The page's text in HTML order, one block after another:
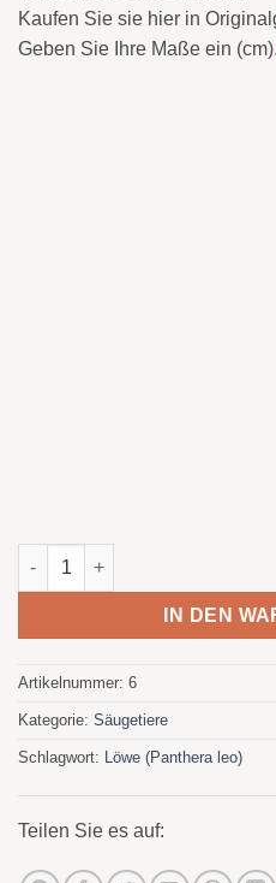
Kaufen Sie sie hier in
Geben Sie Ihre Maße ein (cm).
Löwenkopf - Atelier Menge
IN DEN
Artikelnummer: 6
Kategorie: Säugetiere
Schlagwort: Löwe (Panthera leo)
Teilen Sie es auf: